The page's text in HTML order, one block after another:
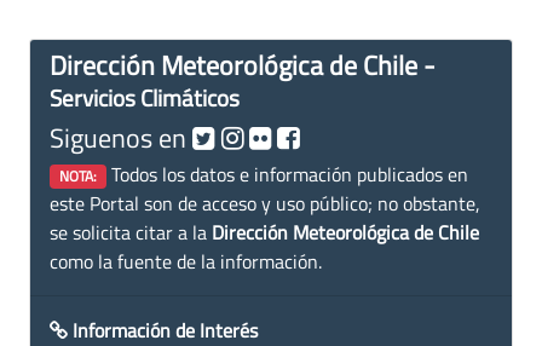
Dirección Meteorológica de Chile -
Servicios Climáticos
Siguenos en
NOTA: Todos los datos e información publicados en
este Portal son de acceso y uso público; no obstante,
se solicita citar a la Dirección Meteorológica de Chile
como la fuente de la información.
Información de Interés